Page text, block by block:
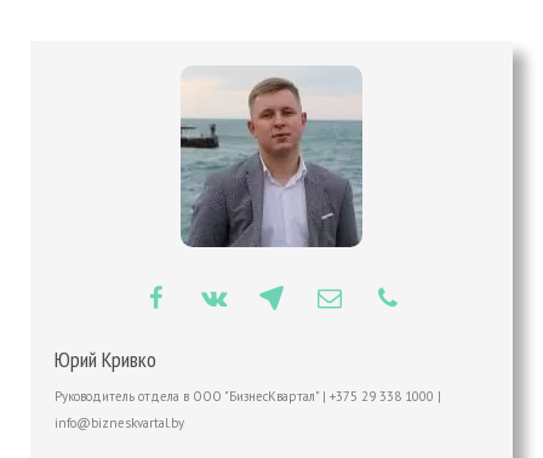
Юрий Кривко
Руководитель отдела в ООО "БизнесКвартал" | +375 29 338 1000 |
info@bizneskvartal.by